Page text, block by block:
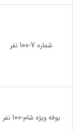
شماره 7-100 نفر
بوفه ویژه شام-100 نفر